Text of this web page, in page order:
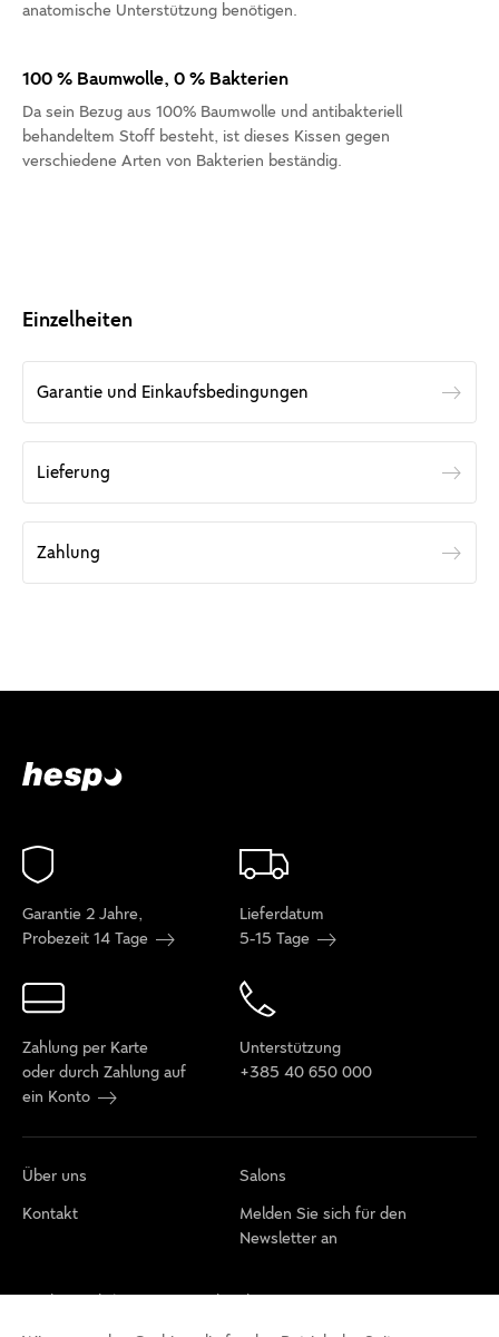
anatomische Unterstützung benötigen.
100 % Baumwolle, 0 % Bakterien
Da sein Bezug aus 100% Baumwolle und antibakteriell
behandeltem Stoff besteht, ist dieses Kissen gegen
verschiedene Arten von Bakterien beständig.
Einzelheiten
Garantie und Einkaufsbedingungen
Lieferung
Zahlung
Garantie 2 Jahre,
Probezeit 14 Tage
Lieferdatum
5-15 Tage
Zahlung per Karte
oder durch Zahlung auf
ein Konto
Unterstützung
+385 40 650 000
Über uns
Salons
Kontakt
Melden Sie sich für den
Newsletter an